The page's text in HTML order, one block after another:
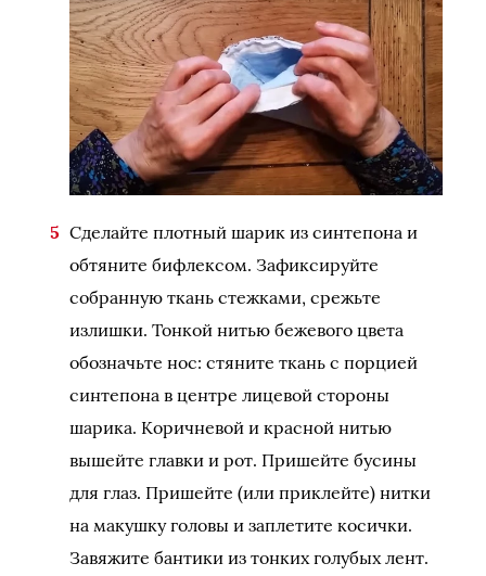
Сделайте плотный шарик из синтепона и
обтяните бифлексом. Зафиксируйте
собранную ткань стежками, срежьте
излишки. Тонкой нитью бежевого цвета
обозначьте нос: стяните ткань с порцией
синтепона в центре лицевой стороны
шарика. Коричневой и красной нитью
вышейте главки и рот. Пришейте бусины
для глаз. Пришейте (или приклейте) нитки
на макушку головы и заплетите косички.
Завяжите бантики из тонких голубых лент.